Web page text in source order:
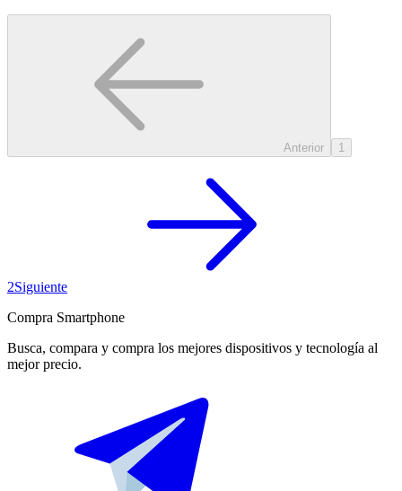
Anterior 1
2Siguiente
Compra Smartphone
Busca, compara y compra los mejores dispositivos y tecnología al
mejor precio.